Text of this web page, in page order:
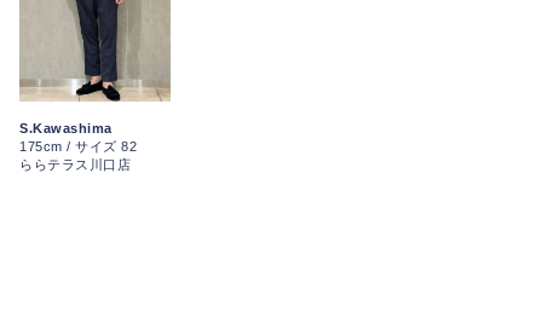
S.Kawashima
175cm / サイズ 82
ららテラス川口店